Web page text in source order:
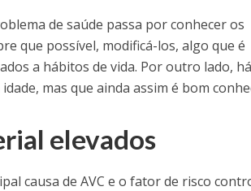
de saúde passa por conhecer os
que possível, modificá-los, algo que é
a hábitos de vida. Por outro lado, há
mas que ainda assim é bom
elevados
causa de AVC e o fator de risco